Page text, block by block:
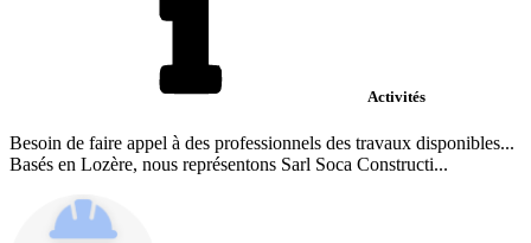
Activités
Besoin de faire appel à des professionnels des travaux disponibles...
Basés en Lozère, nous représentons Sarl Soca Constructi...